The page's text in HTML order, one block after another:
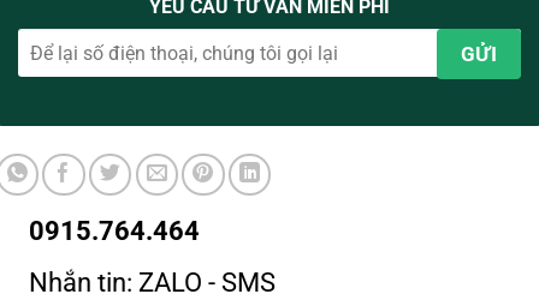
YÊU CẦU TƯ VẤN MIỄN PHÍ
0915.764.464
Nhắn tin: ZALO - SMS